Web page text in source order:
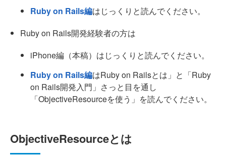
Ruby on Rails編はじっくりと読んでください。
Ruby on Rails開発経験者の方は
iPhone編（本稿）はじっくりと読んでください。
Ruby on Rails編はRuby on Railsとは」と「Ruby
on Rails開発入門」さっと目を通し
「ObjectiveResourceを使う」を読んでください。
ObjectiveResourceとは